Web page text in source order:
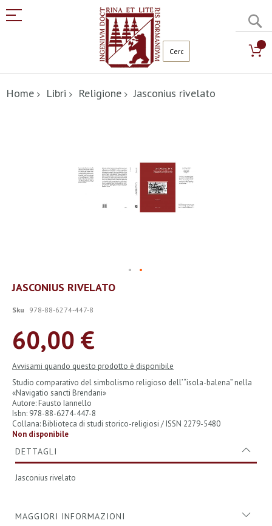
al
contenuto
Home Libri Religione Jasconius rivelato
Vai
all'inizio
galleria
immagini
JASCONIUS RIVELATO
Sku 978-88-6274-447-8
60,00 €
Avvisami quando questo prodotto è disponibile
Studio comparativo del simbolismo religioso dell’“isola-balena” nella
«Navigatio sancti Brendani»
Autore: Fausto Iannello
Isbn: 978-88-6274-447-8
Collana: Biblioteca di studi storico-religiosi / ISSN 2279-5480
Non disponibile
DETTAGLI
Jasconius rivelato
MAGGIORI INFORMAZIONI